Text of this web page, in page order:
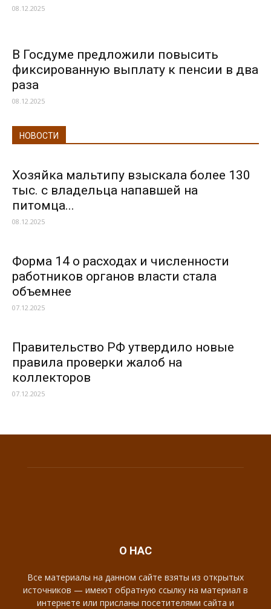
08.12.2025
В Госдуме предложили повысить
фиксированную выплату к пенсии в два
раза
08.12.2025
НОВОСТИ
Хозяйка мальтипу взыскала более 130
тыс. с владельца напавшей на
питомца...
08.12.2025
Форма 14 о расходах и численности
работников органов власти стала
объемнее
07.12.2025
Правительство РФ утвердило новые
правила проверки жалоб на
коллекторов
07.12.2025
О НАС
Все материалы на данном сайте взяты из открытых
источников — имеют обратную ссылку на материал в
интернете или присланы посетителями сайта и